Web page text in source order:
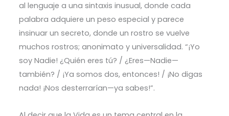
al lenguaje a una sintaxis inusual, donde cada
palabra adquiere un peso especial y parece
insinuar un secreto, donde un rostro se vuelve
muchos rostros; anonimato y universalidad. “¡Yo
soy Nadie! ¿Quién eres tú? / ¿Eres—Nadie—
también? / ¡Ya somos dos, entonces! / ¡No digas
nada! ¡Nos desterrarían—ya sabes!”.